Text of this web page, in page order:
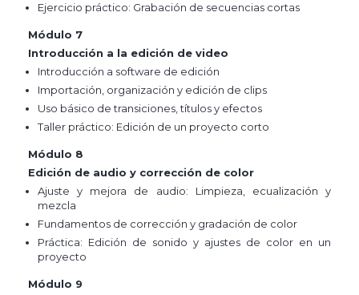
Ejercicio práctico: Grabación de secuencias cortas
Módulo 7
Introducción a la edición de video
Introducción a software de edición
Importación, organización y edición de clips
Uso básico de transiciones, títulos y efectos
Taller práctico: Edición de un proyecto corto
Módulo 8
Edición de audio y corrección de color
Ajuste y mejora de audio: Limpieza, ecualización y
mezcla
Fundamentos de corrección y gradación de color
Práctica: Edición de sonido y ajustes de color en un
proyecto
Módulo 9